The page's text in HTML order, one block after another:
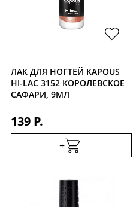
ЛАК ДЛЯ НОГТЕЙ KAPOUS
HI-LAC 3152 КОРОЛЕВСКОЕ
САФАРИ, 9МЛ
139 Р.
+